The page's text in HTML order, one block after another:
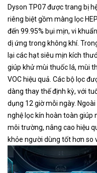
Dyson TP07 được trang bị
riêng biệt gồm màng lọc
đến 99.95% bụi mịn, vi
dị ứng trong không khí.
lại các hạt siêu mịn kích
giúp khử mùi thuốc lá, mùi
VOC hiệu quả. Các bộ lọc
dàng thay thế định kỳ, với
dụng 12 giờ mỗi ngày.
nghệ lọc kín hoàn toàn giúp
môi trường, nâng cao hiệu
khỏe người dùng tốt hơn so